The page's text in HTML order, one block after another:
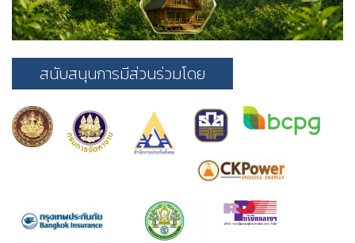
สนับสนุนการมีส่วนร่วมโดย